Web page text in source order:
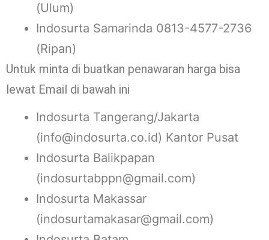
(Ulum)
Indosurta Samarinda 0813-4577-2736
(Ripan)
Untuk minta di buatkan penawaran harga bisa
lewat Email di bawah ini
Indosurta Tangerang/Jakarta
(info@indosurta.co.id) Kantor Pusat
Indosurta Balikpapan
(indosurtabppn@gmail.com)
Indosurta Makassar
(indosurtamakasar@gmail.com)